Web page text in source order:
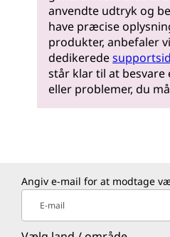
anvendte udtryk og
have præcise
produkter, anbefaler
dedikerede
står klar til at besvare
eller problemer, du
Angiv e-mail for at modtage
E-mail